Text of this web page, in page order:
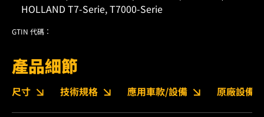
HOLLAND T7-Serie, T7000-Serie
GTIN 代碼：
產品細節
尺寸 技術規格 應用車款/設備 原廠設備